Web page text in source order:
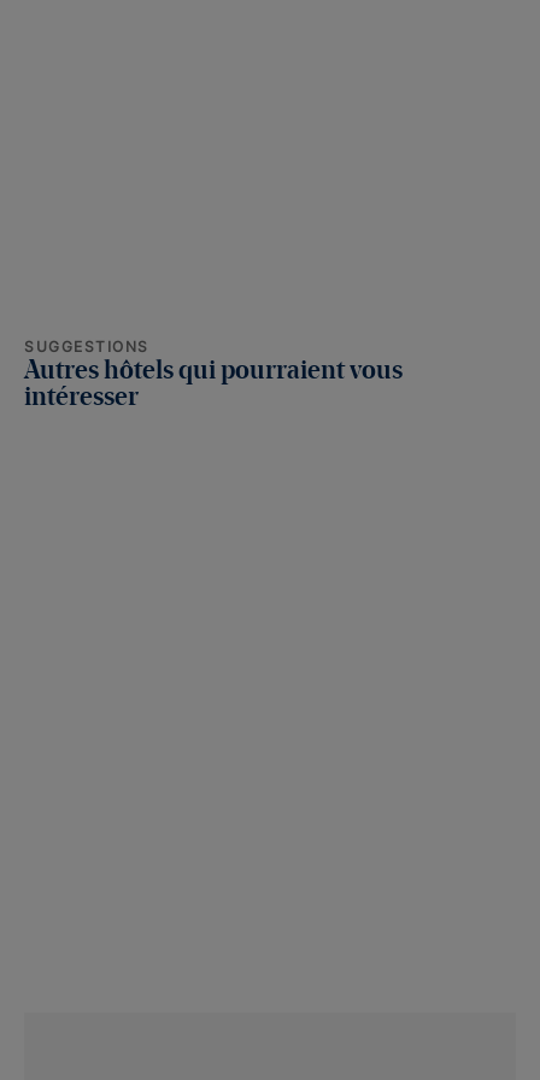
SUGGESTIONS
Autres hôtels qui pourraient vous
intéresser